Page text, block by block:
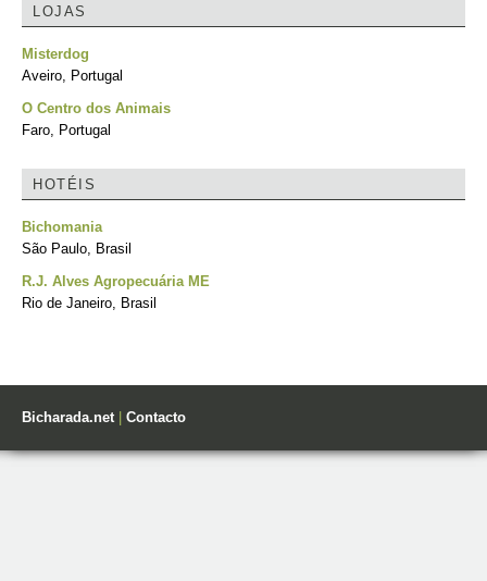
LOJAS
Misterdog
Aveiro, Portugal
O Centro dos Animais
Faro, Portugal
HOTÉIS
Bichomania
São Paulo, Brasil
R.J. Alves Agropecuária ME
Rio de Janeiro, Brasil
Bicharada.net| Contacto